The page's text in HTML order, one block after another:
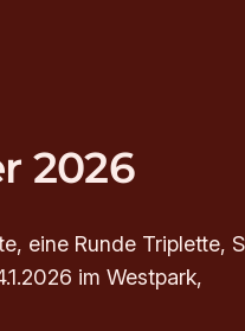
2026
eine Runde Triplette,
im Westpark,